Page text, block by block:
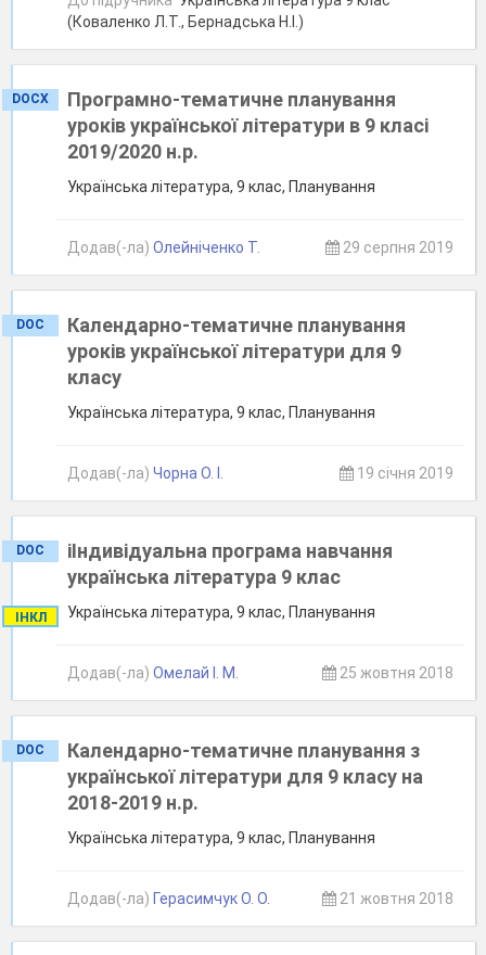
(Коваленко Л.Т., Бернадська Н.І.)
DOCX
Програмно-тематичне планування
уроків української літератури в 9 класі
2019/2020 н.р.
Українська література, 9 клас, Планування
Додав(-ла) Олейніченко Т. 29 серпня 2019
DOC
Календарно-тематичне планування
уроків української літератури для 9
класу
Українська література, 9 клас, Планування
Додав(-ла) Чорна О. І. 19 січня 2019
DOC
ІНКЛ
іІндивідуальна програма навчання
українська література 9 клас
Українська література, 9 клас, Планування
Додав(-ла) Омелай І. М. 25 жовтня 2018
DOC
Календарно-тематичне планування з
української літератури для 9 класу на
2018-2019 н.р.
Українська література, 9 клас, Планування
Додав(-ла) Герасимчук О. О. 21 жовтня 2018